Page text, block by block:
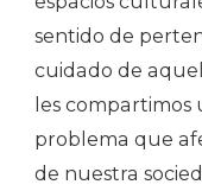
sentido de
cuidado de
les
problema que
de nuestra